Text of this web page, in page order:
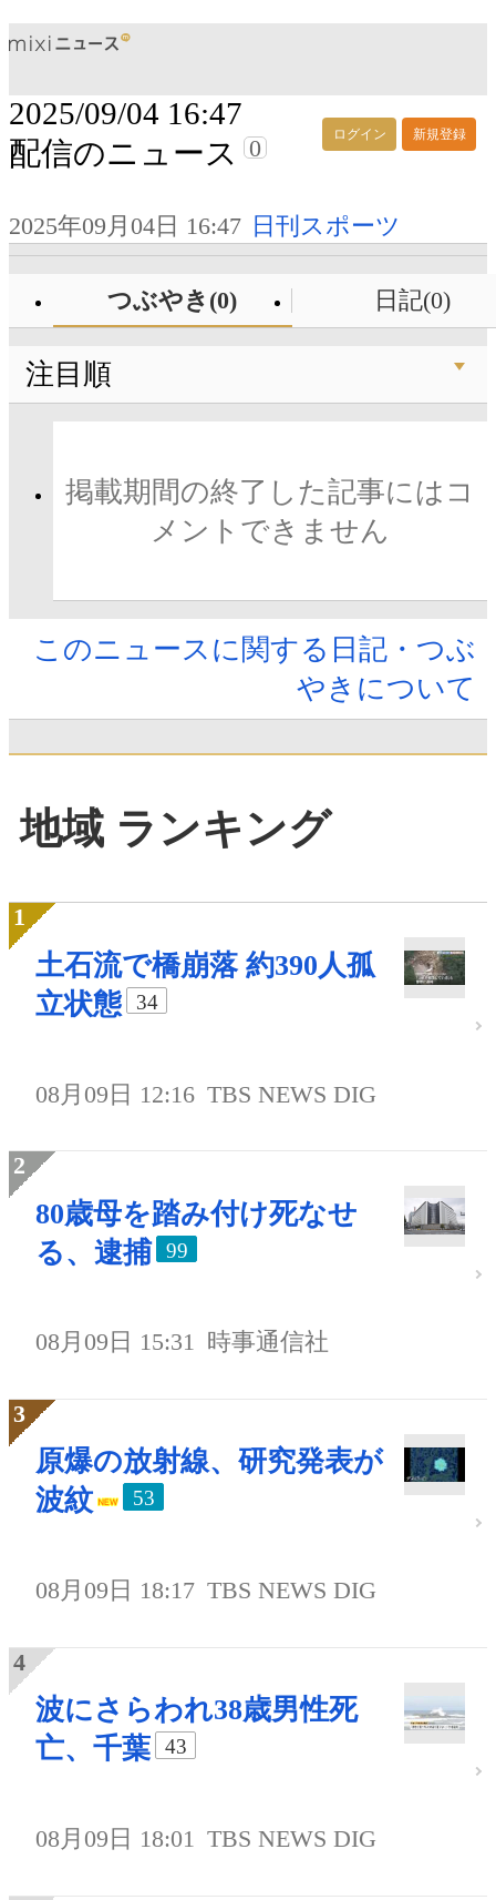
ログイン 新規登録
2025/09/04 16:47
配信のニュース
0
2025年09月04日 16:47 日刊スポーツ
つぶやき(0) 日記(0)
注目順
掲載期間の終了した記事にはコ
メントできません
このニュースに関する日記・つぶ
やきについて
地域 ランキング
土石流で橋崩落 約390人孤
立状態
34
08月09日 12:16 TBS NEWS DIG
80歳母を踏み付け死なせ
る、逮捕
99
08月09日 15:31 時事通信社
原爆の放射線、研究発表が
波紋
53
08月09日 18:17 TBS NEWS DIG
波にさらわれ38歳男性死
亡、千葉
43
08月09日 18:01 TBS NEWS DIG